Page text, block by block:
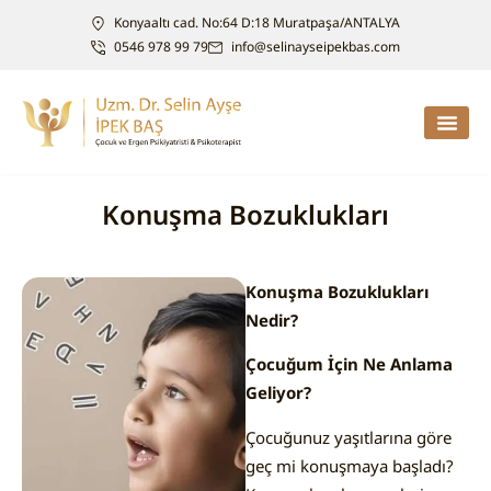
Konyaaltı cad. No:64 D:18 Muratpaşa/ANTALYA
0546 978 99 79
info@selinayseipekbas.com
Konuşma Bozuklukları
Konuşma Bozuklukları
Nedir?
Çocuğum İçin Ne Anlama
Geliyor?
Çocuğunuz yaşıtlarına göre
geç mi konuşmaya başladı?